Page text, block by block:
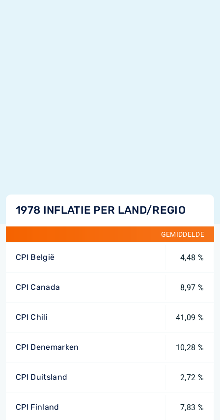
1978 INFLATIE PER LAND/REGIO
GEMIDDELDE
CPI België 4,48 %
CPI Canada 8,97 %
CPI Chili 41,09 %
CPI Denemarken 10,28 %
CPI Duitsland 2,72 %
CPI Finland 7,83 %